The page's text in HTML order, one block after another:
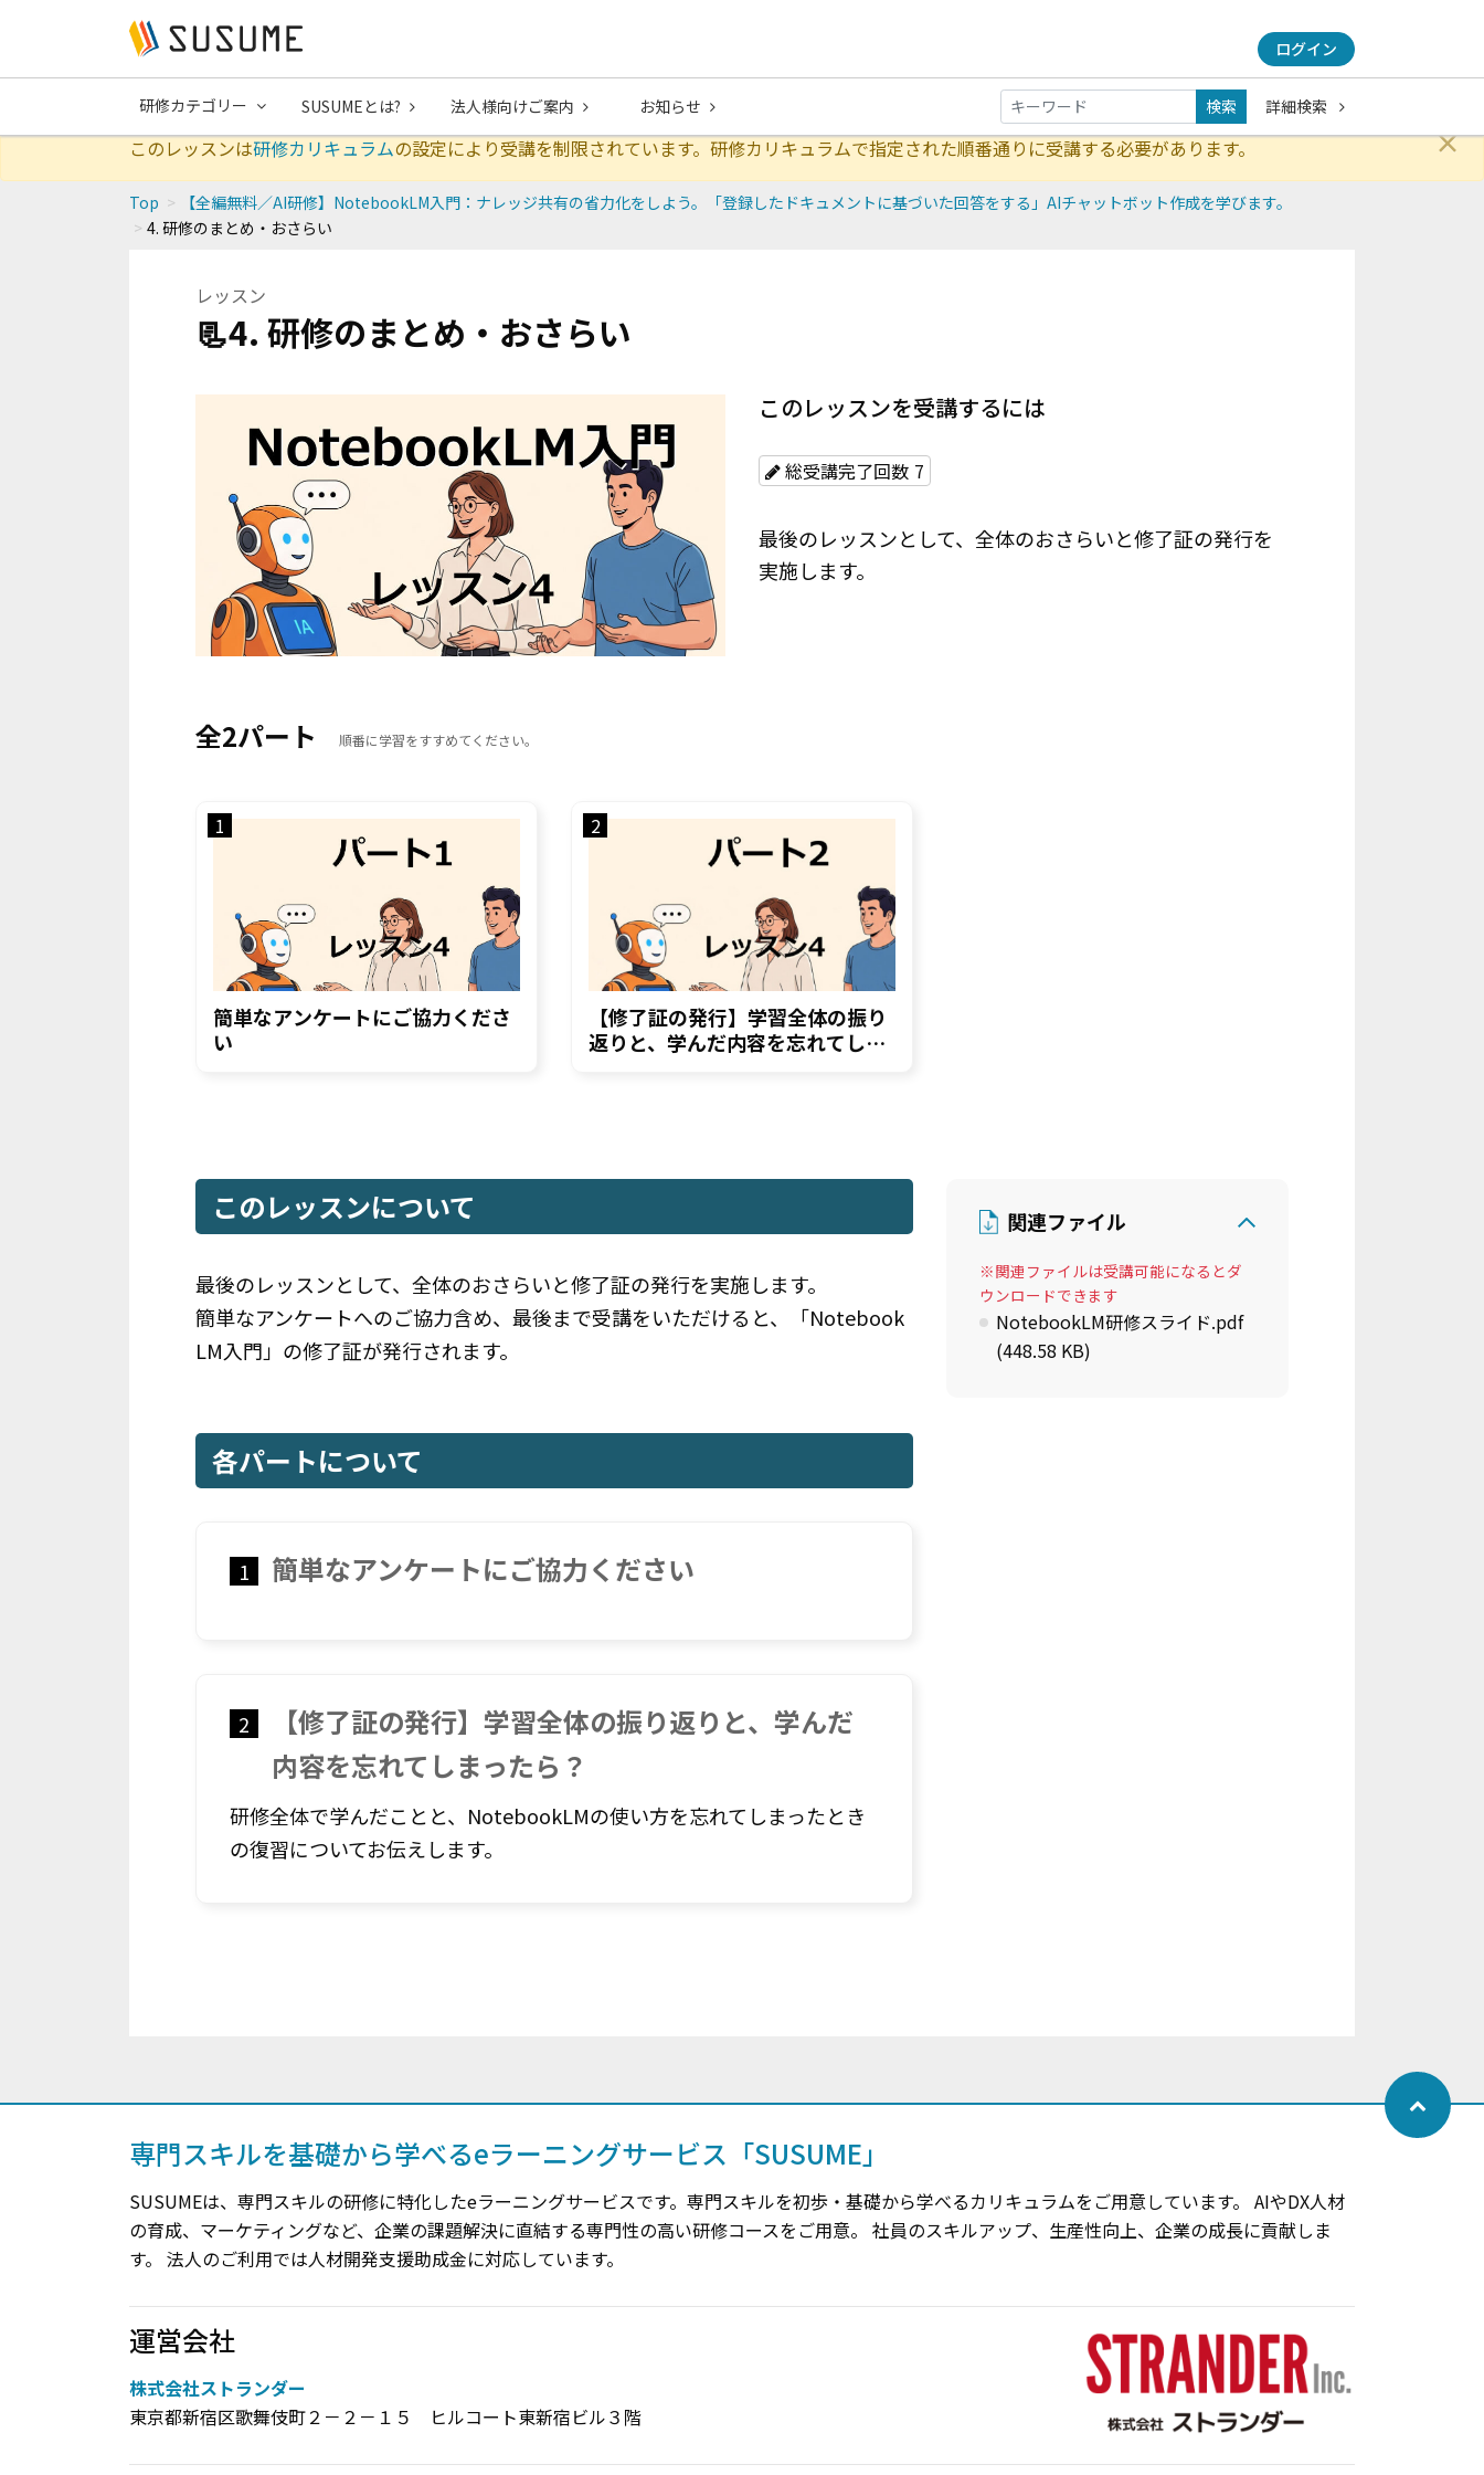
ログイン
研修カテゴリー SUSUMEとは? 法人様向けご案内 お知らせ 検索 詳細検索
×
このレッスンは研修カリキュラムの設定により受講を制限されています。研修カリキュラムで指定された順番通りに受講する必要があります。
Top
【全編無料／AI研修】NotebookLM入門：ナレッジ共有の省力化をしよう。「登録したドキュメントに基づいた回答をする」AIチャットボット作成を学びます。
4. 研修のまとめ・おさらい
レッスン
📃4. 研修のまとめ・おさらい
このレッスンを受講するには
総受講完了回数 7
最後のレッスンとして、全体のおさらいと修了証の発行を
実施します。
全2パート 順番に学習をすすめてください。
1
簡単なアンケートにご協力くださ
い
2
【修了証の発行】学習全体の振り
返りと、学んだ内容を忘れてしま
このレッスンについて
最後のレッスンとして、全体のおさらいと修了証の発行を実施します。
簡単なアンケートへのご協力含め、最後まで受講をいただけると、「Notebook
LM入門」の修了証が発行されます。
各パートについて
1 簡単なアンケートにご協力ください
2
【修了証の発行】学習全体の振り返りと、学んだ
内容を忘れてしまったら？
研修全体で学んだことと、NotebookLMの使い方を忘れてしまったとき
の復習についてお伝えします。
関連ファイル
※関連ファイルは受講可能になるとダ
ウンロードできます
NotebookLM研修スライド.pdf
(448.58 KB)
専門スキルを基礎から学べるeラーニングサービス「SUSUME」
SUSUMEは、専門スキルの研修に特化したeラーニングサービスです。専門スキルを初歩・基礎から学べるカリキュラムをご用意しています。 AIやDX人材
の育成、マーケティングなど、企業の課題解決に直結する専門性の高い研修コースをご用意。 社員のスキルアップ、生産性向上、企業の成長に貢献しま
す。 法人のご利用では人材開発支援助成金に対応しています。
運営会社
株式会社ストランダー
東京都新宿区歌舞伎町２－２－１５ ヒルコート東新宿ビル３階